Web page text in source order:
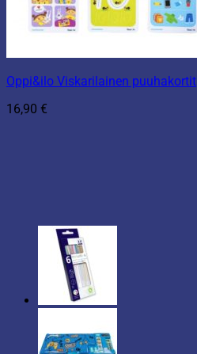
Oppi&ilo Viskarilainen puuhakortit
16,90 €